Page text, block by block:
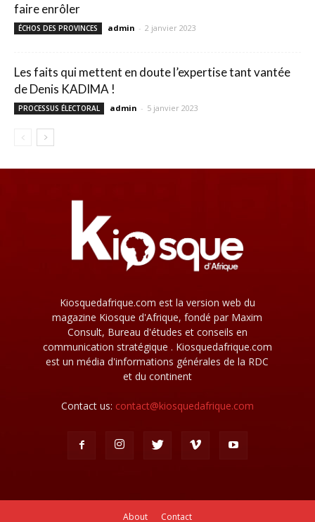
faire enrôler
ÉCHOS DES PROVINCES admin - 2 janvier 2023
Les faits qui mettent en doute l’expertise tant vantée
de Denis KADIMA !
PROCESSUS ÉLECTORAL admin - 5 janvier 2023
Kiosquedafrique.com est la version web du
magazine Kiosque d'Afrique, fondé par Maxim
Consult, Bureau d'études et conseils en
communication stratégique . Kiosquedafrique.com
est un média d'informations générales de la RDC
et du continent
Contact us: contact@kiosquedafrique.com
About Contact